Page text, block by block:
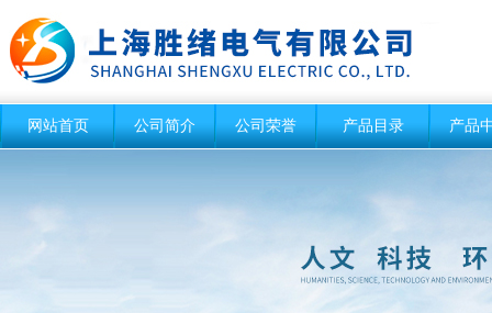
网站首页 公司简介 公司荣誉 产品目录 产品